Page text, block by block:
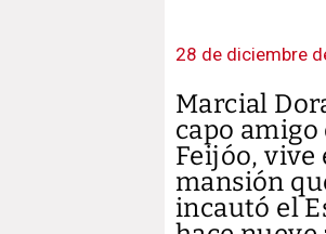
28 de diciembre
Marcial
capo amigo
Feijóo, vive
mansión
incautó el